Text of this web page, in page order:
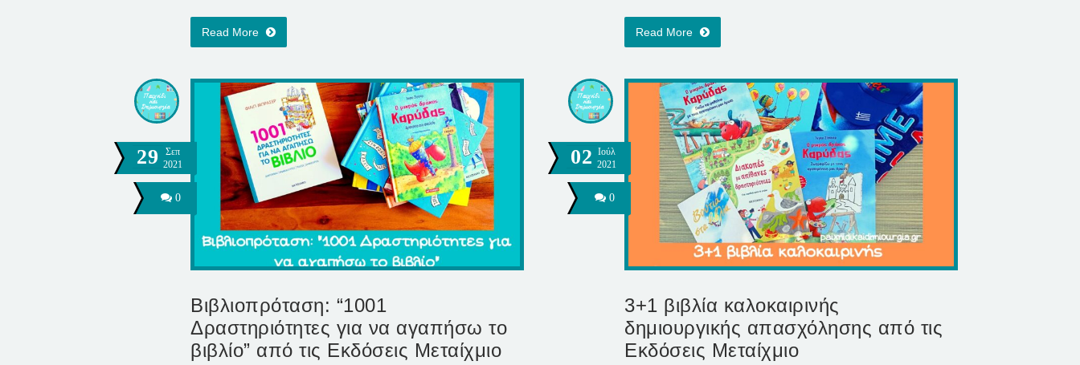
Read More
Read More
29
Σεπ
2021
0
Βιβλιοπρόταση: “1001
Δραστηριότητες για να αγαπήσω το
βιβλίο” από τις Εκδόσεις Μεταίχμιο
02 Ιούλ
2021
0
3+1 βιβλία καλοκαιρινής
δημιουργικής απασχόλησης από τις
Εκδόσεις Μεταίχμιο